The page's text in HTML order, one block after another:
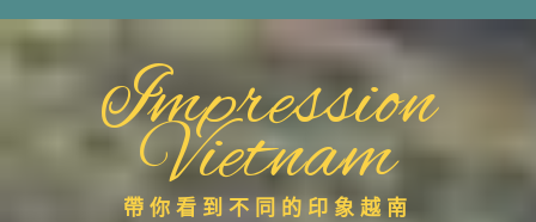
Impression
Vietnam
帶你看到不同的印象越南